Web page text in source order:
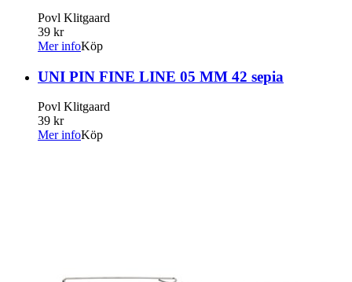
Povl Klitgaard
39 kr
Mer infoKöp
UNI PIN FINE LINE 05 MM 42 sepia
Povl Klitgaard
39 kr
Mer infoKöp